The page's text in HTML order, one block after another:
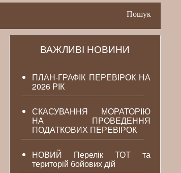
Пошук
ВАЖЛИВІ НОВИНИ
ПЛАН-ГРАФІК ПЕРЕВІРОК НА
2026 РІК
СКАСУВАННЯ МОРАТОРІЮ
НА ПРОВЕДЕННЯ
ПОДАТКОВИХ ПЕРЕВІРОК
НОВИЙ Перелік ТОТ та
територій бойових дій